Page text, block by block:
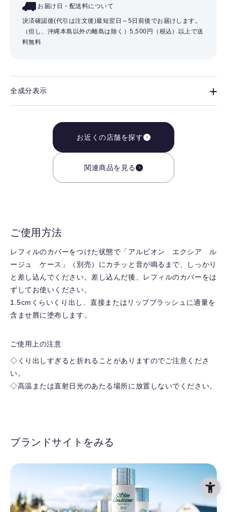
お届け日・配送料について
決済確認後(代引は注文後)最短翌日～5日前後でお届けします。
（但し、沖縄本島以外の離島は除く）5,500円（税込）以上で送
料無料
全成分表示
お近くの店舗を探す
関連商品を見る
ご使用方法
レフィルのカバーをつけた状態で「アルビオン エクシア ル
ージュ ケース」（別売）にカチッと音が鳴るまで、しっかり
と差し込んでください。差し込んだ後、レフィルのカバーをは
ずしてお使いください。
1.5cmくらいくり出し、直接またはリップブラッシュに適量を
含ませ唇に塗布します。
ご使用上の注意
◇くり出しすぎると折れることがありますのでご注意くださ
い。
◇高温または直射日光のあたる場所に放置しないでください。
ブランドサイトをみる